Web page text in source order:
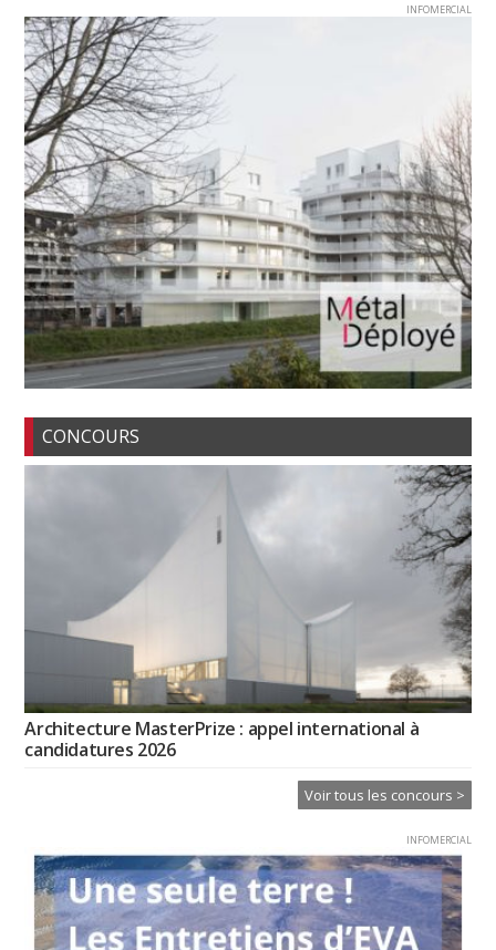
INFOMERCIAL
CONCOURS
Architecture MasterPrize : appel international à
candidatures 2026
Voir tous les concours >
INFOMERCIAL